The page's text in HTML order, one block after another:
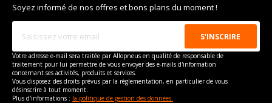
Soyez informé de nos offres et bons plans du moment !
Votre adresse e-mail sera traitée par Allopneus en qualité de responsable de
traitement pour lui permettre de vous envoyer des e-mails d'information
concernant ses activités, produits et services.
Vous disposez des droits prévus par la règlementation, en particulier de vous
désinscrire à tout moment.
Plus d'informations : la politique de gestion des données.